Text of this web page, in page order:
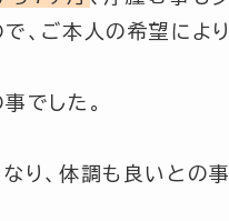
、ご本人の希望によ
でした。
り、体調も良いとの